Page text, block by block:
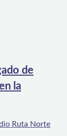
de
la
Ruta Norte